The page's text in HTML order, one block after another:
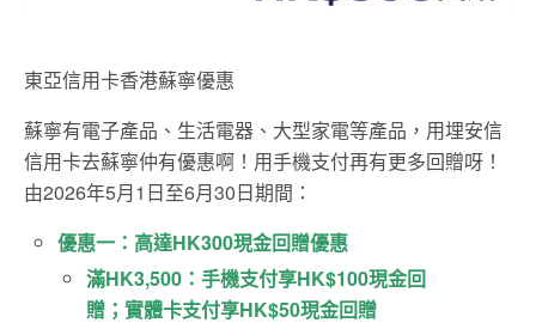
東亞信用卡香港蘇寧優惠
蘇寧有電子產品、生活電器、大型家電等產品，用埋安信
信用卡去蘇寧仲有優惠啊！用手機支付再有更多回贈呀！
由2026年5月1日至6月30日期間：
優惠一：高達HK300現金回贈優惠
滿HK3,500：手機支付享HK$100現金回
贈；實體卡支付享HK$50現金回贈